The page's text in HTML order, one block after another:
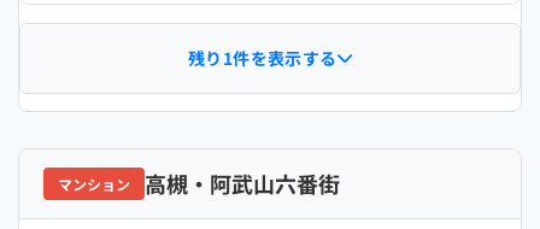
残り1件を表示する
マンション 高槻・阿武山六番街